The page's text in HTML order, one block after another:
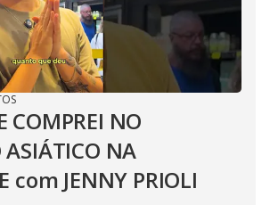
COMPREI NO
ASIÁTICO NA
com JENNY PRIOLI